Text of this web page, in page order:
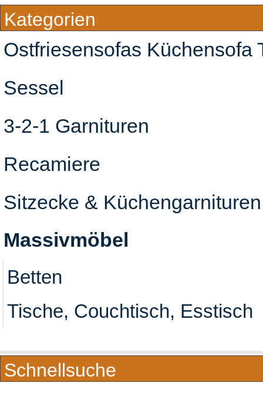
Kategorien
Ostfriesensofas Küchensofa
Sessel
3-2-1 Garnituren
Recamiere
Sitzecke & Küchengarnituren
Massivmöbel
Betten
Tische, Couchtisch, Esstisch
Schnellsuche